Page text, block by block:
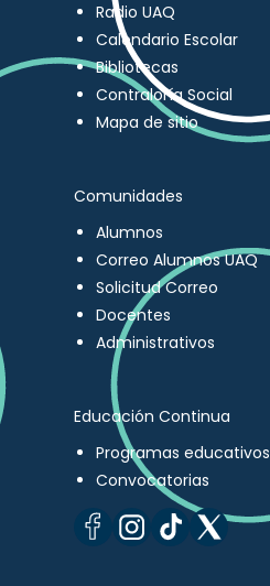
Radio UAQ
Calendario Escolar
Bibliotecas
Contraloría Social
Mapa de sitio
Comunidades
Alumnos
Correo Alumnos UAQ
Solicitud Correo
Docentes
Administrativos
Educación Continua
Programas educativos
Convocatorias